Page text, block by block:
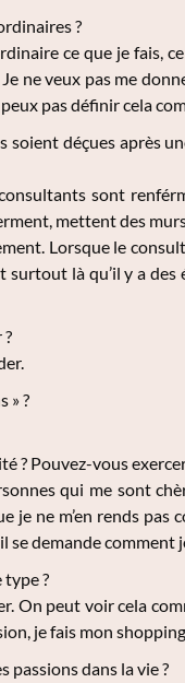
?
ce que je fais,
ne veux pas me
pas définir cela
soient déçues après
sont
mettent des
Lorsque le
là qu’il y a des
» ?
? Pouvez-vous
qui me sont
je ne m’en rends
demande comment
?
On peut voir cela
je fais mon
passions dans la vie ?